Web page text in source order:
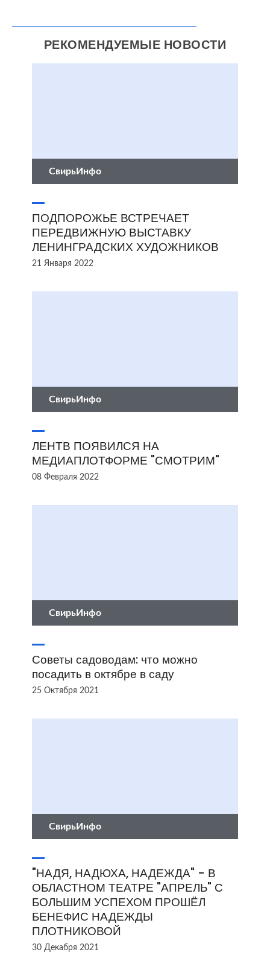
РЕКОМЕНДУЕМЫЕ НОВОСТИ
СвирьИнфо
ПОДПОРОЖЬЕ ВСТРЕЧАЕТ
ПЕРЕДВИЖНУЮ ВЫСТАВКУ
ЛЕНИНГРАДСКИХ ХУДОЖНИКОВ
21 Января 2022
СвирьИнфо
ЛЕНТВ ПОЯВИЛСЯ НА
МЕДИАПЛОТФОРМЕ "СМОТРИМ"
08 Февраля 2022
СвирьИнфо
Советы садоводам: что можно
посадить в октябре в саду
25 Октября 2021
СвирьИнфо
"НАДЯ, НАДЮХА, НАДЕЖДА" - В
ОБЛАСТНОМ ТЕАТРЕ "АПРЕЛЬ" С
БОЛЬШИМ УСПЕХОМ ПРОШЁЛ
БЕНЕФИС НАДЕЖДЫ
ПЛОТНИКОВОЙ
30 Декабря 2021